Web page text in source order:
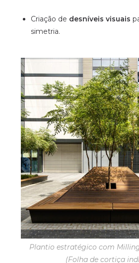
Criação de desníveis visuais
simetria.
Plantio estratégico com
(Folha de cortiça